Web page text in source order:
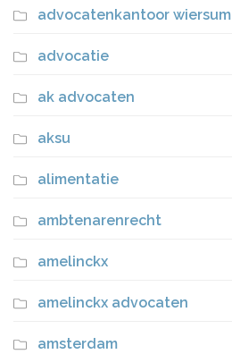
advocatenkantoor wiersum
advocatie
ak advocaten
aksu
alimentatie
ambtenarenrecht
amelinckx
amelinckx advocaten
amsterdam